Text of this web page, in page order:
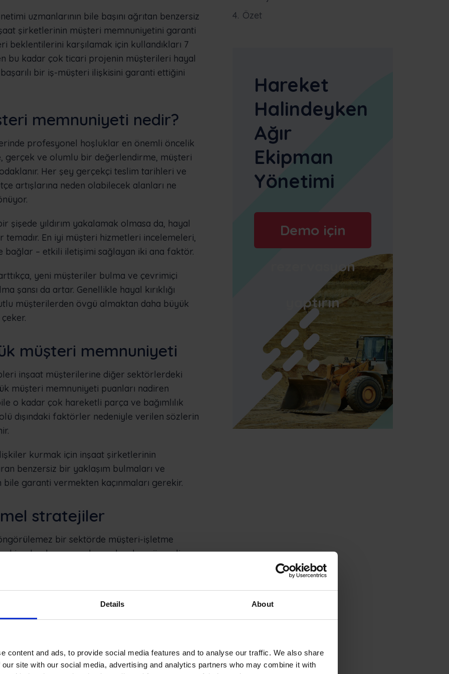
Details About
content and ads, to provide social media features and to analyse our traffic. We also share
site with our social media, advertising and analytics partners who may combine it with
uzmanlarının bile başını ağrıtan benzersiz
şirketlerinin müşteri memnuniyetini garanti
beklentilerini karşılamak için kullandıkları 7
bu kadar çok ticari projenin müşterileri hayal
başarılı bir iş-müşteri ilişkisini garanti ettiğini
memnuniyeti nedir?
profesyonel hoşluklar en önemli öncelik
gerçek ve olumlu bir değerlendirme, müşteri
Her şey gerçekçi teslim tarihleri ve
artışlarına neden olabilecek alanları ne
yıldırım yakalamak olmasa da, hayal
temadır. En iyi müşteri hizmetleri incelemeleri,
bağlar – etkili iletişimi sağlayan iki ana faktör.
yeni müşteriler bulma ve çevrimiçi
şansı da artar. Genellikle hayal kırıklığı
müşterilerden övgü almaktan daha büyük
müşteri memnuniyeti
inşaat müşterilerine diğer sektörlerdeki
müşteri memnuniyeti puanları nadiren
o kadar çok hareketli parça ve bağımlılık
dışındaki faktörler nedeniyle verilen sözlerin
kurmak için inşaat şirketlerinin
benzersiz bir yaklaşım bulmaları ve
garanti vermekten kaçınmaları gerekir.
stratejiler
bir sektörde müşteri-işletme
olmalarına yardımcı olacak en önemli
başarıya götürecek iyi iş uygulamalarıdır.
Özet
Hareket
Halindeyken
Ağır
Ekipman
Yönetimi
Demo için
rezervasyon
yaptırın